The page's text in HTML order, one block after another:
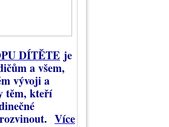
DÍTĚTE je
a všem,
vývoji a
těm, kteří
Více